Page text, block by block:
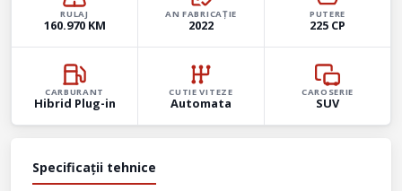
RULAJ
160.970 KM
AN FABRICAȚIE
2022
PUTERE
225 CP
CARBURANT
Hibrid Plug-in
CUTIE VITEZE
Automata
CAROSERIE
SUV
Specificații tehnice